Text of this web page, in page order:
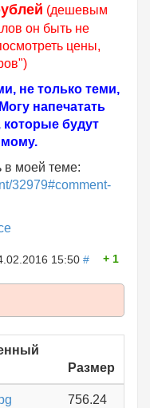
(дешевым
он быть не
цены,
не только теми,
напечатать
будут
в моей теме:
32979#comment-
15:50 # 1
Размер
756.24